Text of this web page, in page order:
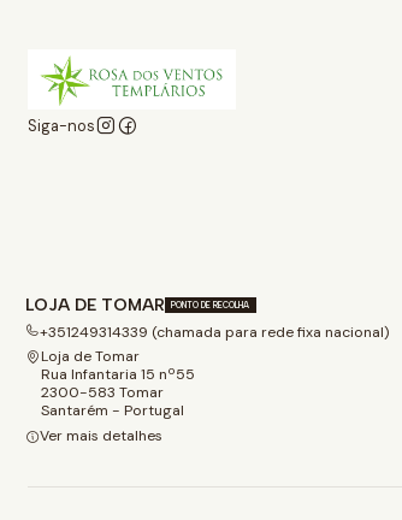
Siga-nos
LOJA DE TOMAR PONTO DE RECOLHA
+351249314339 (chamada para rede fixa nacional)
Loja de Tomar
Rua Infantaria 15 nº55
2300-583 Tomar
Santarém - Portugal
Ver mais detalhes